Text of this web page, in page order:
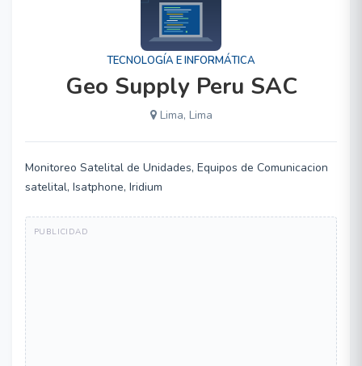
TECNOLOGÍA E INFORMÁTICA
Geo Supply Peru SAC
Lima, Lima
Monitoreo Satelital de Unidades, Equipos de Comunicacion
satelital, Isatphone, Iridium